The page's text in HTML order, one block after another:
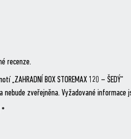
recenze.
„ZAHRADNÍ BOX STOREMAX 120 – ŠEDÝ“
nebude zveřejněna. Vyžadované informace
*